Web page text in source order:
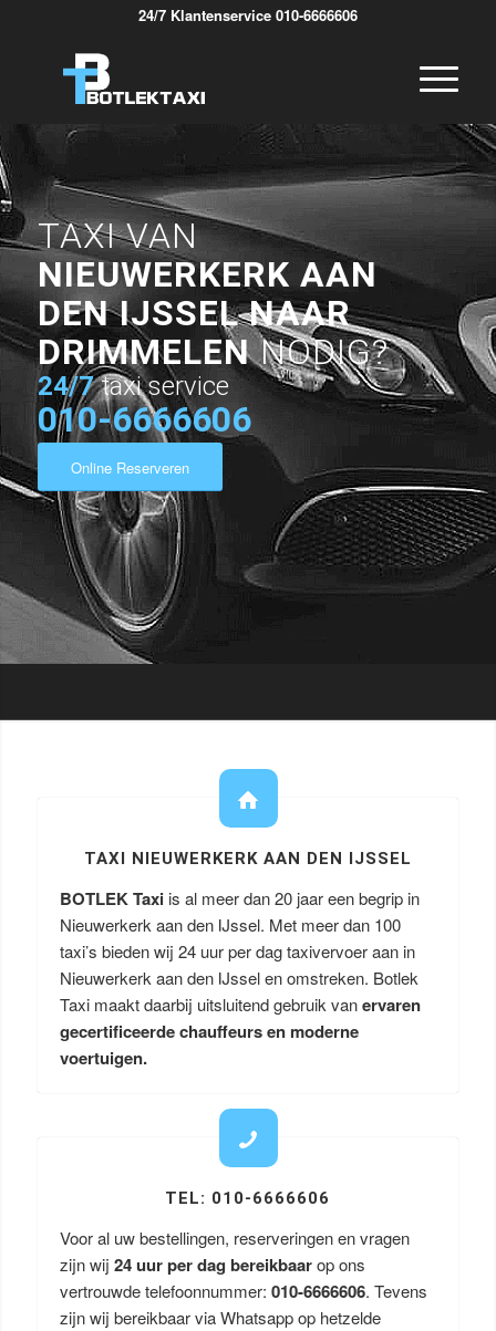
24/7 Klantenservice 010-6666606
TAXI VAN
NIEUWERKERK AAN
DEN IJSSEL NAAR
DRIMMELENNODIG?
24/7 taxi service
010-6666606
Online Reserveren
TAXI NIEUWERKERK AAN DEN IJSSEL
BOTLEK Taxi is al meer dan 20 jaar een begrip in
Nieuwerkerk aan den IJssel. Met meer dan 100
taxi’s bieden wij 24 uur per dag taxivervoer aan in
Nieuwerkerk aan den IJssel en omstreken. Botlek
Taxi maakt daarbij uitsluitend gebruik vanervaren
gecertificeerde chauffeurs en moderne
voertuigen.
TEL: 010-6666606
Voor al uw bestellingen, reserveringen en vragen
zijn wij 24 uur per dag bereikbaarop ons
vertrouwde telefoonnummer: 010-6666606. Tevens
zijn wij bereikbaar via Whatsapp op hetzelde